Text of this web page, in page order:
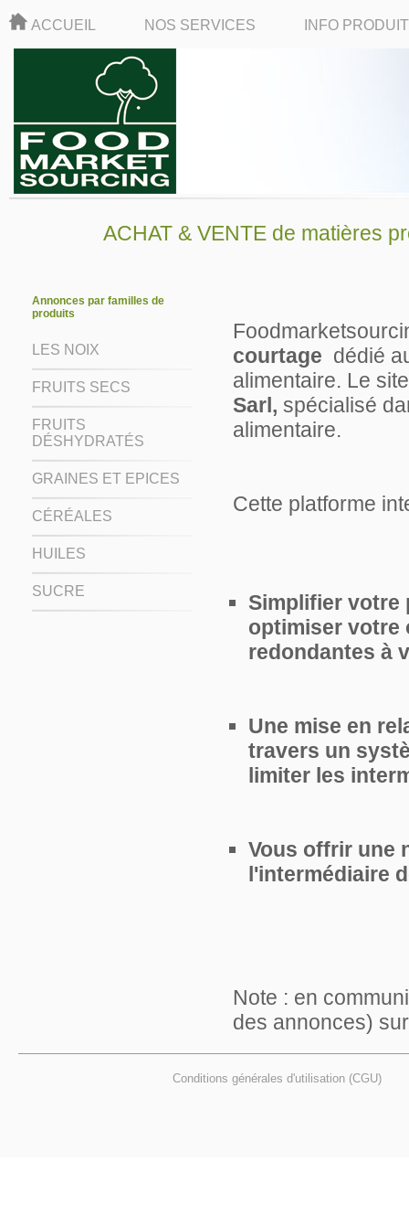
ACCUEIL NOS SERVICES INFO
ACHAT & VENTE de matières
Annonces par familles de
produits
LES NOIX
FRUITS SECS
FRUITS
DÉSHYDRATÉS
GRAINES ET EPICES
CÉRÉALES
HUILES
SUCRE
courtage dédié
alimentaire. Le
Sarl, spécialisé
alimentaire.
Cette platforme
Simplifier votre
optimiser votre
redondantes à
Une mise en
travers un
limiter les
Vous offrir une
l'intermédiaire
Note : en
des annonces)
Conditions générales d'utilisation (CGU)